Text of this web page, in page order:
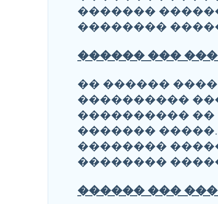
�������
��������
������ ���
�� ������
����������
����������
�������
��������
��������
������ ���